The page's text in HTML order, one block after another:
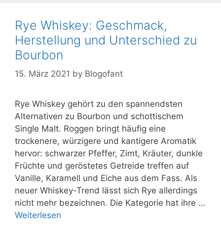
Rye Whiskey: Geschmack,
Herstellung und Unterschied zu
Bourbon
15. März 2021 by Blogofant
Rye Whiskey gehört zu den spannendsten
Alternativen zu Bourbon und schottischem
Single Malt. Roggen bringt häufig eine
trockenere, würzigere und kantigere Aromatik
hervor: schwarzer Pfeffer, Zimt, Kräuter, dunkle
Früchte und geröstetes Getreide treffen auf
Vanille, Karamell und Eiche aus dem Fass. Als
neuer Whiskey-Trend lässt sich Rye allerdings
nicht mehr bezeichnen. Die Kategorie hat ihre …
Weiterlesen